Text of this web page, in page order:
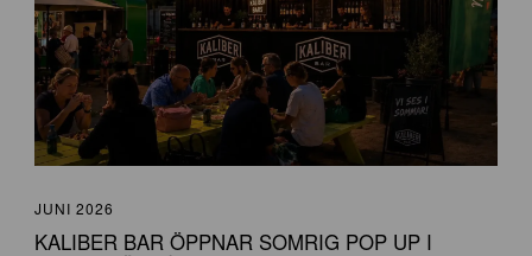
JUNI 2026
KALIBER BAR ÖPPNAR SOMRIG POP UP I